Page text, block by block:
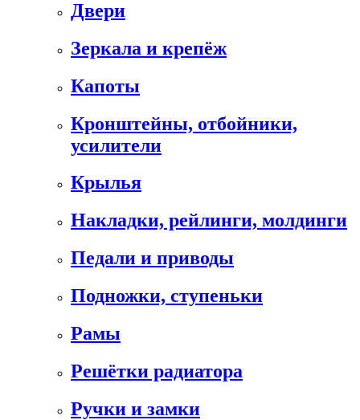
Двери
Зеркала и крепёж
Капоты
Кронштейны, отбойники,
усилители
Крылья
Накладки, рейлинги, молдинги
Педали и приводы
Подножки, ступеньки
Рамы
Решётки радиатора
Ручки и замки